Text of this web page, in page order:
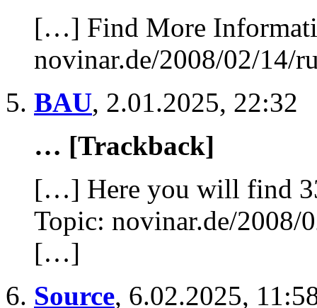
[…] Find More
novinar.de/2008/02/
BAU, 2.01.2025, 22:32
… [Trackback]
[…] Here you will find
Topic: novinar.de/2008/
[…]
Source, 6.02.2025,